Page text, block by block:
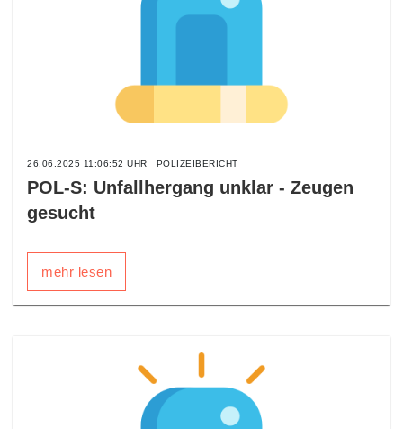
26.06.2025 11:06:52 UHR POLIZEIBERICHT
POL-S: Unfallhergang unklar - Zeugen
gesucht
mehr lesen